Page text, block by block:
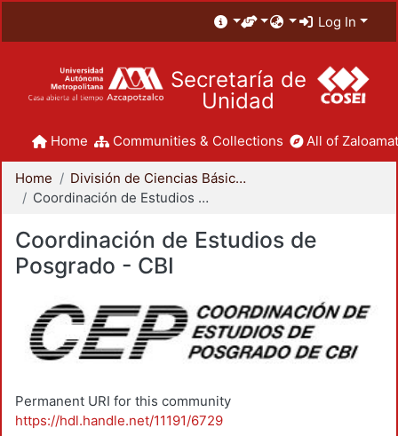
Log In
Secretaría de
Unidad
Home Communities & Collections All of
Home
División de Ciencias Básicas e Ingeniería
Coordinación de Estudios de Posgrado - CBI
Coordinación de Estudios de
Posgrado - CBI
Permanent URI for this community
https://hdl.handle.net/11191/6729